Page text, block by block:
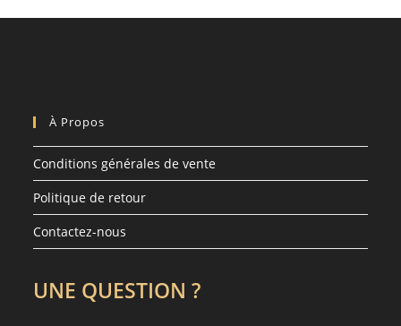
À Propos
Conditions générales de vente
Politique de retour
Contactez-nous
UNE QUESTION ?